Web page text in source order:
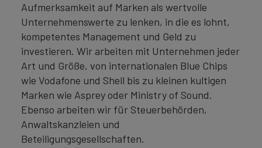
Aufmerksamkeit auf Marken als wertvolle
Unternehmenswerte zu lenken, in die es lohnt,
kompetentes Management und Geld zu
investieren. Wir arbeiten mit Unternehmen jeder
Art und Größe, von internationalen Blue Chips
wie Vodafone und Shell bis zu kleinen kultigen
Marken wie Asprey oder Ministry of Sound.
Ebenso arbeiten wir für Steuerbehörden,
Anwaltskanzleien und
Beteiligungsgesellschaften.